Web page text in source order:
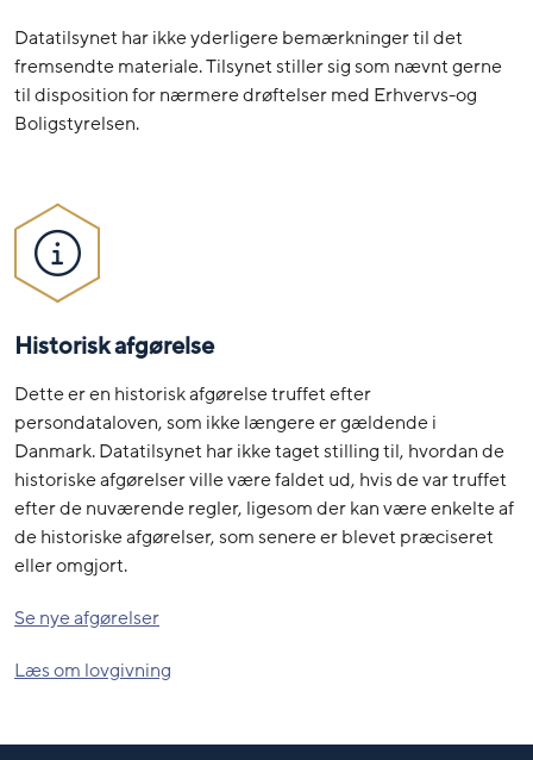
Datatilsynet har ikke yderligere bemærkninger til det
fremsendte materiale. Tilsynet stiller sig som nævnt gerne
til disposition for nærmere drøftelser med Erhvervs-og
Boligstyrelsen.
Historisk afgørelse
Dette er en historisk afgørelse truffet efter
persondataloven, som ikke længere er gældende i
Danmark. Datatilsynet har ikke taget stilling til, hvordan de
historiske afgørelser ville være faldet ud, hvis de var truffet
efter de nuværende regler, ligesom der kan være enkelte af
de historiske afgørelser, som senere er blevet præciseret
eller omgjort.
Se nye afgørelser
Læs om lovgivning